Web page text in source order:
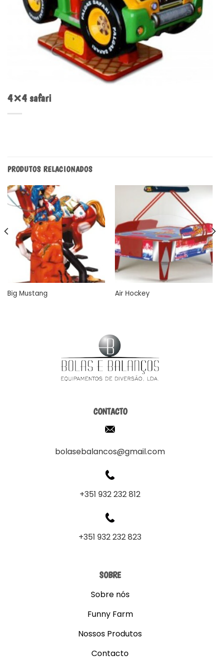
4×4 safari
PRODUTOS RELACIONADOS
Big Mustang Air Hockey
CONTACTO
bolasebalancos@gmail.com
+351 932 232 812
+351 932 232 823
SOBRE
Sobre nós
Funny Farm
Nossos Produtos
Contacto